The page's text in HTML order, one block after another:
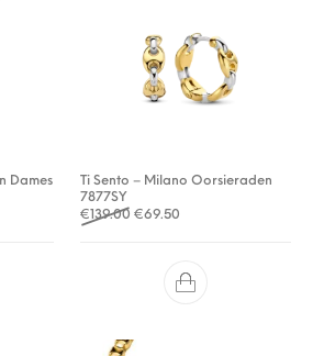
Dames
was: €89.00.
is: €40.00.
Ti Sento – Milano Oorsieraden
7877SY
€139.00 Oorspronkelijke prijs was:
€69.50